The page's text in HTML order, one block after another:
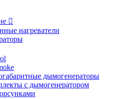

нагреватели
дымогенераторы
с дымогенератором